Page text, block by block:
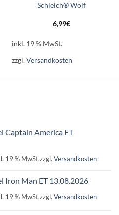
Schleich® Wolf
6,99€
inkl. 19 % MwSt.
zzgl.Versandkosten
Captain America ET
19 % MwSt.zzgl. Versandkosten
Iron Man ET 13.08.2026
19 % MwSt.zzgl. Versandkosten